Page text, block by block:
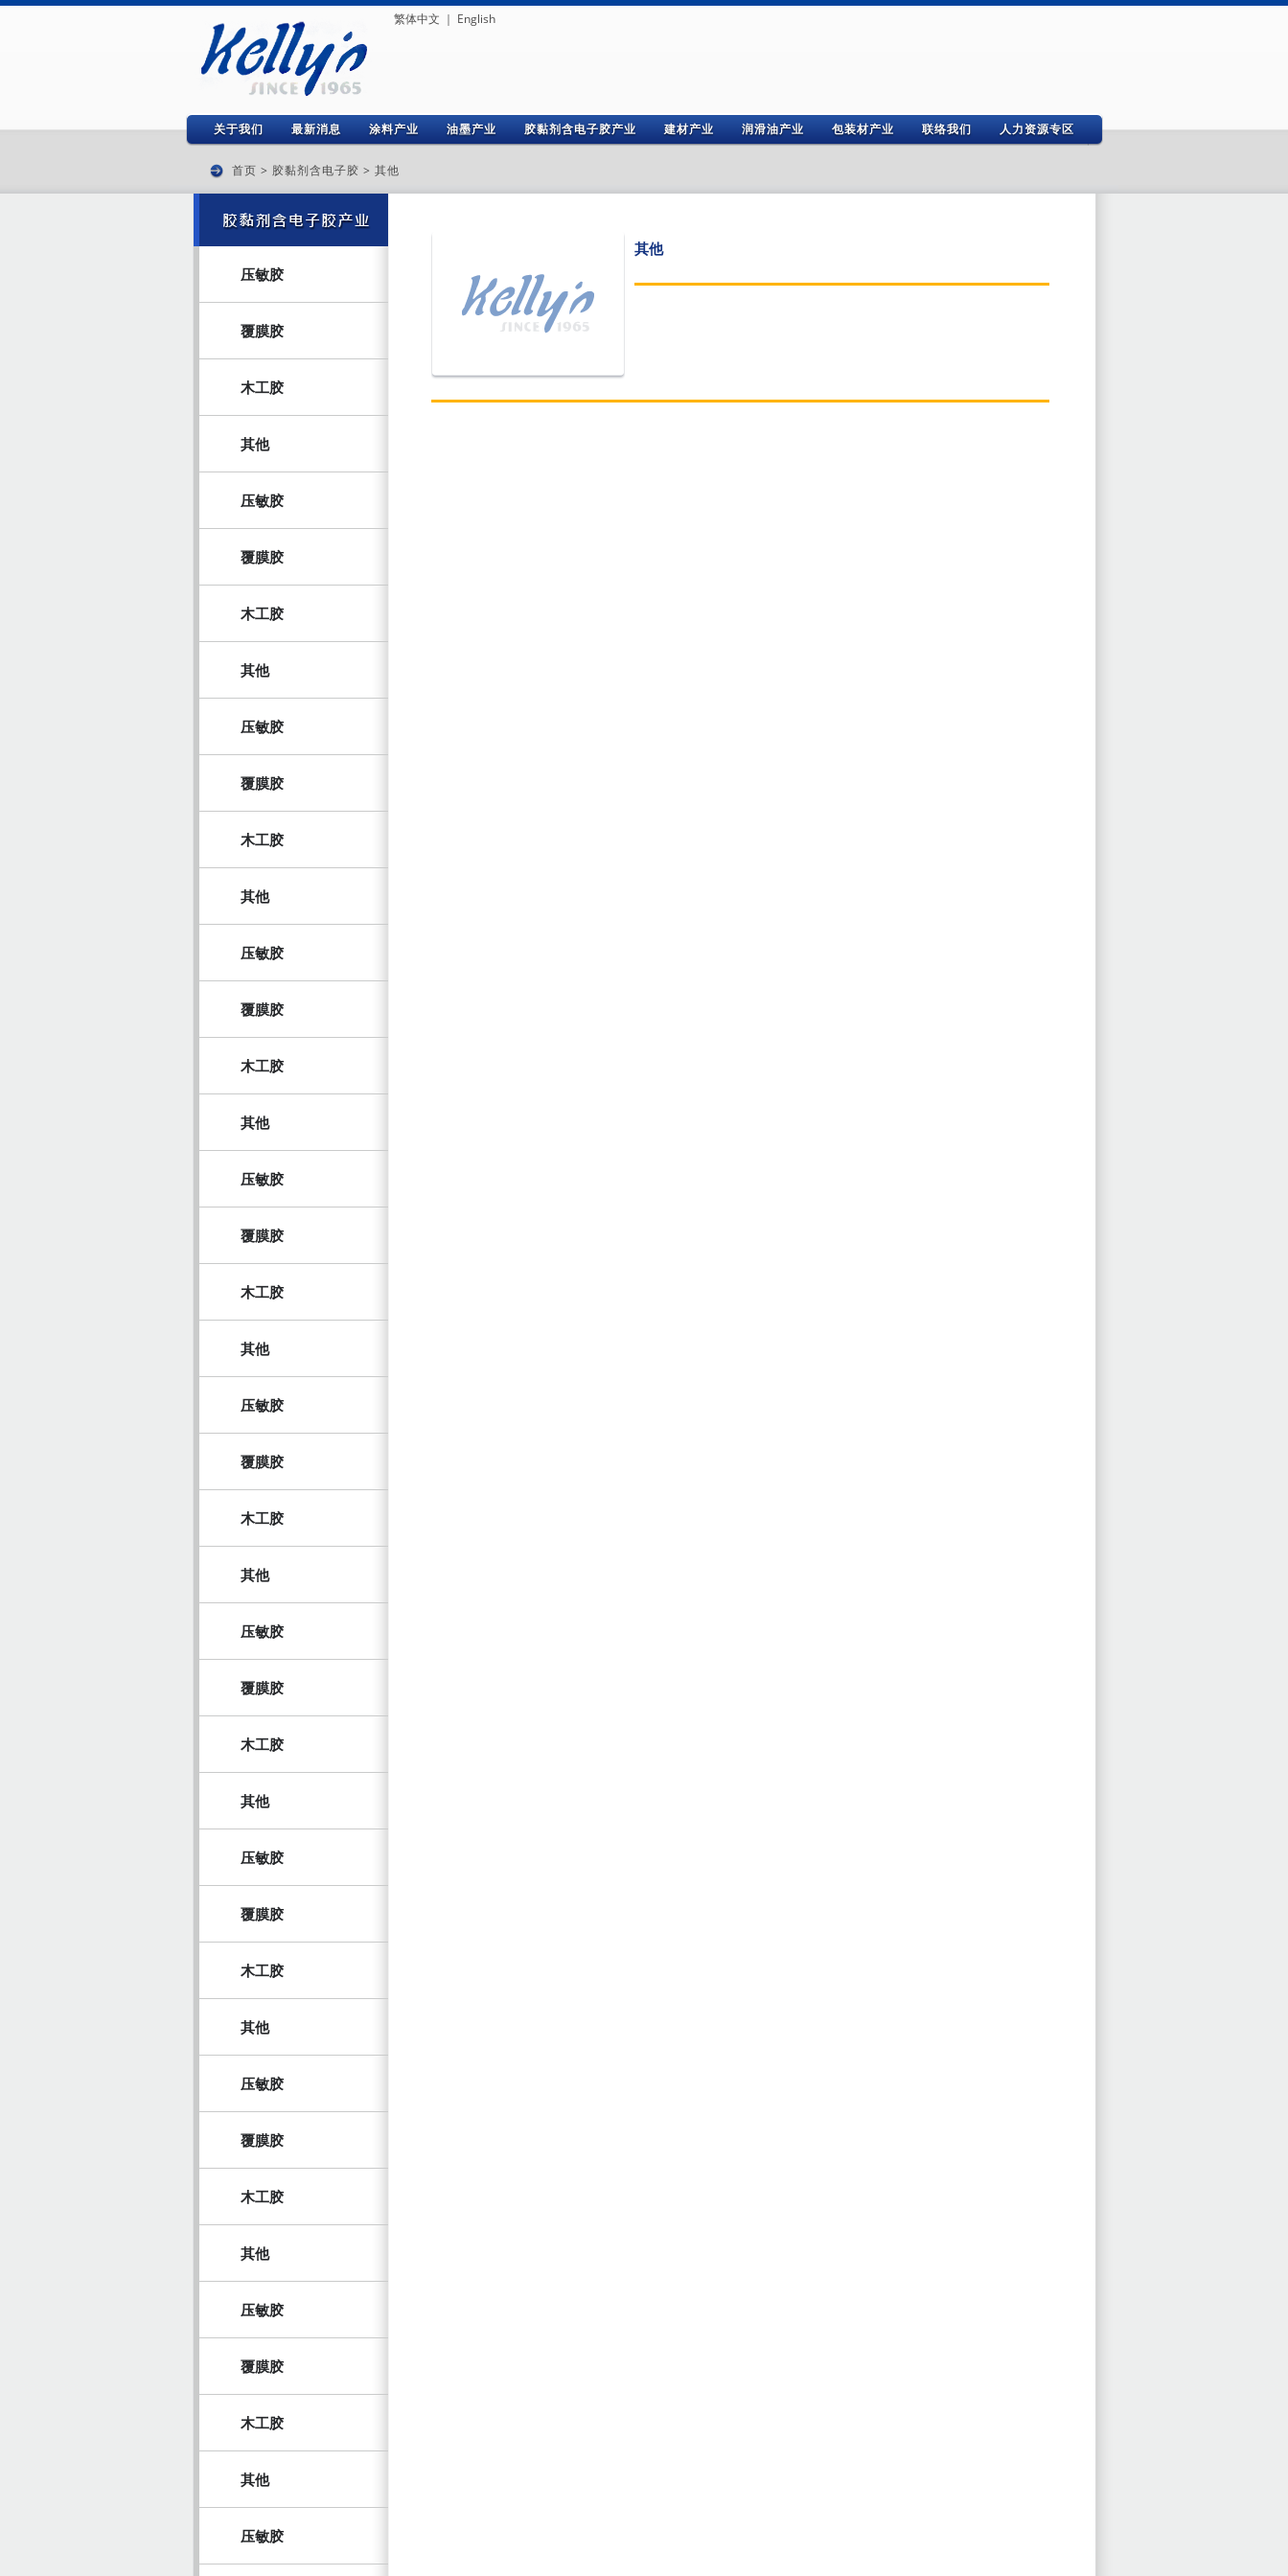
繁体中文 ｜ English
关于我们 最新消息 涂料产业 油墨产业 胶黏剂含电子胶产业 建材产业 润滑油产业 包装材产业 联络我们 人力资源专区
首页 > 胶黏剂含电子胶 > 其他
压敏胶
覆膜胶
木工胶
其他
压敏胶
覆膜胶
木工胶
其他
压敏胶
覆膜胶
木工胶
其他
压敏胶
覆膜胶
木工胶
其他
压敏胶
覆膜胶
木工胶
其他
压敏胶
覆膜胶
木工胶
其他
压敏胶
覆膜胶
木工胶
其他
压敏胶
覆膜胶
木工胶
其他
压敏胶
覆膜胶
木工胶
其他
压敏胶
覆膜胶
木工胶
其他
压敏胶
其他